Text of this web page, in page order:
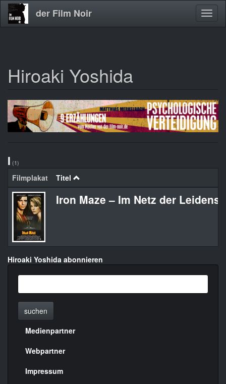
Direkt
zum
der Film Noir
Hiroaki Yoshida
I (1)
Filmplakat Titel
Iron Maze – Im Netz der
Hiroaki Yoshida abonnieren
suchen
Menülinks
rechte
Seite
Medienpartner
Webpartner
Impressum